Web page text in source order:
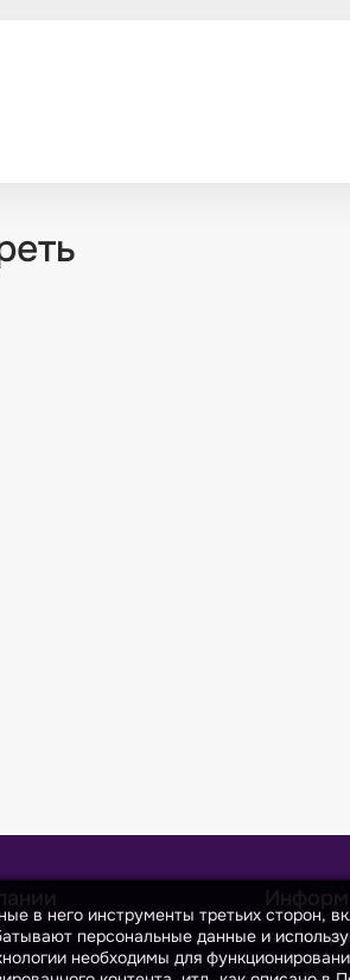
Условия
в него инструменты третьих сторон,
персональные данные и
необходимы для